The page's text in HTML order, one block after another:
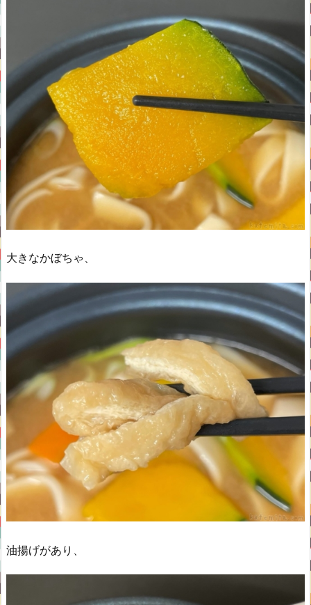
大きなかぼちゃ、
油揚げがあり、